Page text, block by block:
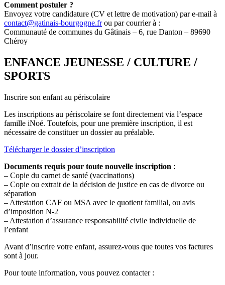
Comment postuler ?
Envoyez votre candidature (CV et lettre de motivation) par e-mail à
contact@gatinais-bourgogne.frou par courrier à :
Communauté de communes du Gâtinais – 6, rue Danton – 89690
Chéroy
ENFANCE JEUNESSE / CULTURE /
SPORTS
Inscrire son enfant au périscolaire
Les inscriptions au périscolaire se font directement via l’espace
famille iNoé. Toutefois, pour une première inscription, il est
nécessaire de constituer un dossier au préalable.
Télécharger le dossier d’inscription
Documents requis pour toute nouvelle inscription :
– Copie du carnet de santé (vaccinations)
– Copie ou extrait de la décision de justice en cas de divorce ou
séparation
– Attestation CAF ou MSA avec le quotient familial, ou avis
d’imposition N-2
– Attestation d’assurance responsabilité civile individuelle de
l’enfant
Avant d’inscrire votre enfant, assurez-vous que toutes vos factures
sont à jour.
Pour toute information, vous pouvez contacter :